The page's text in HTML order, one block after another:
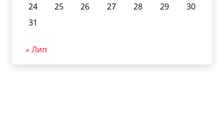
24
25 26 27 28 29
30
31
« Лип